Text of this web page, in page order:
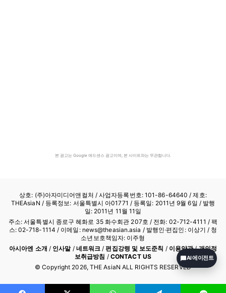
본 광고는 Google 애드센스 광고이며, 본 사이트와는 무관합니다.
상호: (주)아자미디어앤컬처 /사업자등록번호: 101-86-64640 / 제호:
THEAsiaN / 등록정보: 서울특별시 아01771 / 등록일: 2011년 9월 6일 / 발행
일: 2011년 11월 11일
주소: 서울특별시 종로구 혜화로 35 화수회관 207호 / 전화: 02-712-4111 / 팩
스: 02-718-1114 / 이메일: news@theasian.asia / 발행인·편집인: 이상기 / 청
소년보호책임자: 이주형
아시아엔 소개 / 인사말/ 네트워크 /편집강령 및 보도준칙 / 이용약관/개인정
보취급방침 / CONTACT US
© Copyright 2026, THE AsiaN ALL RIGHTS RESERVED
AI 에이전트